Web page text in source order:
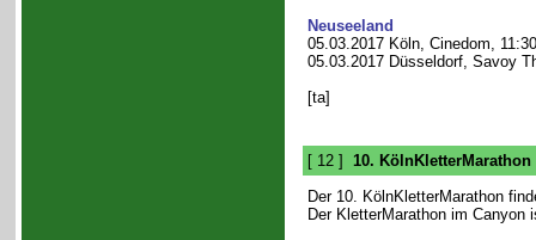
Neuseeland
05.03.2017 Köln, Cinedom,
05.03.2017 Düsseldorf, Savoy
[ta]
[ 12 ] 10.
Der 10. KölnKletterMarathon
Der KletterMarathon im Canyon